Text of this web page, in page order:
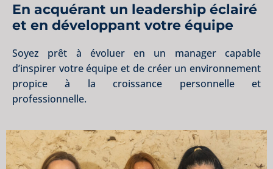
En acquérant un leadership éclairé
et en développant votre équipe
Soyez prêt à évoluer en un manager capable
d’inspirer votre équipe et de créer un environnement
propice à la croissance personnelle et
professionnelle.